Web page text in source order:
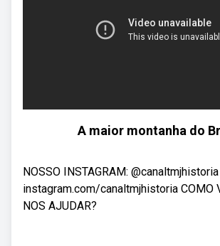
A maior montanha do
NOSSO INSTAGRAM:
instagram.com/canaltmjhistoria COMO
NOS AJUDAR?